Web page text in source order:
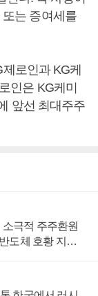
는 증여세를
로인과 KG케
인은 KG케미
앞선 최대주주
극적 주주환원
도체 호황 지속